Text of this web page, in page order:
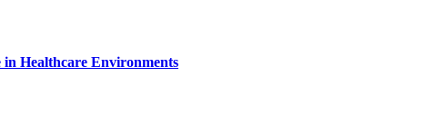
Healthcare Environments